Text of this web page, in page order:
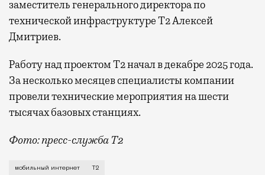
заместитель генерального директора по
технической инфраструктуре Т2 Алексей
Дмитриев.
Работу над проектом Т2 начал в декабре 2025 года.
За несколько месяцев специалисты компании
провели технические мероприятия на шести
тысячах базовых станциях.
Фото: пресс-служба Т2
Мобильный оператор Т2 завершил работы по
мобильный интернет Т2